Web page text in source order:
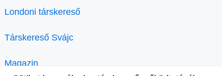
Londoni társkereső
Társkereső Svájc
Magazin